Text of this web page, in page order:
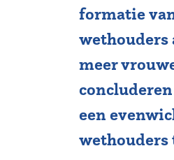
formatie
wethouders
meer
een
wethouders